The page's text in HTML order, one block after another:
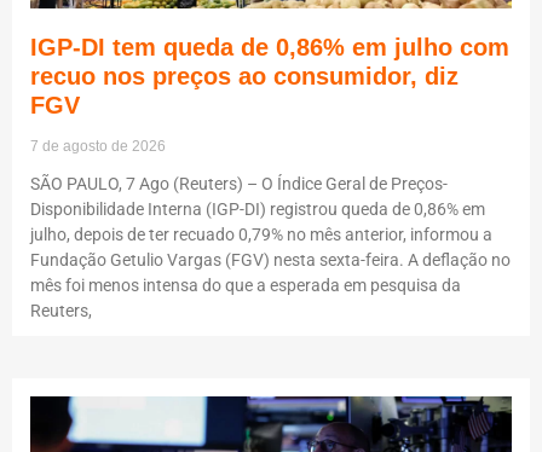
IGP-DI tem queda de 0,86% em julho com
recuo nos preços ao consumidor, diz
FGV
7 de agosto de 2026
SÃO PAULO, 7 Ago (Reuters) – O Índice Geral de Preços-
Disponibilidade Interna (IGP-DI) registrou queda de 0,86% em
julho, depois de ter recuado 0,79% no mês anterior, informou a
Fundação Getulio Vargas (FGV) nesta sexta-feira. A deflação no
mês foi menos intensa do que a esperada em pesquisa da
Reuters,